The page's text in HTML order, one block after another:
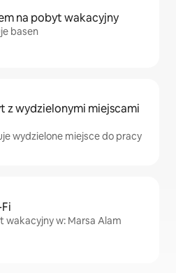
na pobyt wakacyjny
basen
z wydzielonymi miejscami
wydzielone miejsce do pracy
wakacyjny w: Marsa Alam